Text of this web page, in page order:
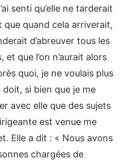
senti qu’elle ne tarderait
que quand cela arriverait,
d’abreuver tous les
que l’on n’aurait alors
quoi, je ne voulais plus
doit, si bien que je me
avec elle que des sujets
est venue me
Elle a dit : « Nous avons
chargées de